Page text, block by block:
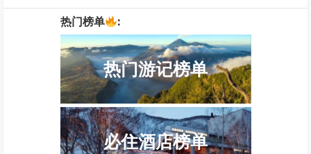
热门榜单 :
热门游记榜单
必住酒店榜单